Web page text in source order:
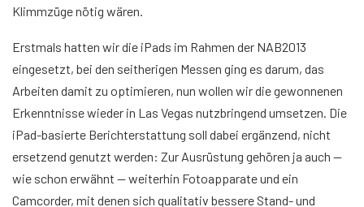
Klimmzüge nötig wären.
Erstmals hatten wir die iPads im Rahmen der NAB2013
eingesetzt, bei den seitherigen Messen ging es darum, das
Arbeiten damit zu optimieren, nun wollen wir die gewonnenen
Erkenntnisse wieder in Las Vegas nutzbringend umsetzen. Die
iPad-basierte Berichterstattung soll dabei ergänzend, nicht
ersetzend genutzt werden: Zur Ausrüstung gehören ja auch —
wie schon erwähnt — weiterhin Fotoapparate und ein
Camcorder, mit denen sich qualitativ bessere Stand- und